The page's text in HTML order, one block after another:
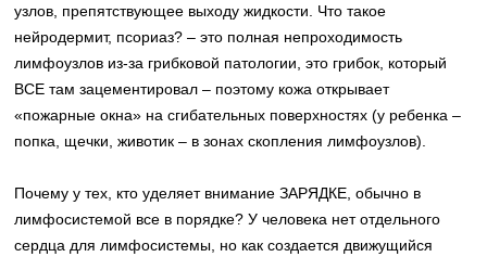
узлов, препятствующее выходу жидкости. Что такое
нейродермит, псориаз? – это полная непроходимость
лимфоузлов из-за грибковой патологии, это грибок, который
ВСЕ там зацементировал – поэтому кожа открывает
«пожарные окна» на сгибательных поверхностях (у ребенка –
попка, щечки, животик – в зонах скопления лимфоузлов).
Почему у тех, кто уделяет внимание ЗАРЯДКЕ, обычно в
лимфосистемой все в порядке? У человека нет отдельного
сердца для лимфосистемы, но как создается движущийся